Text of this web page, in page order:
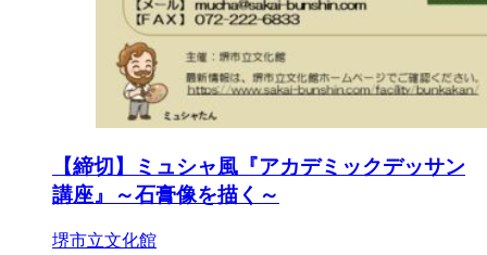
【締切】ミュシャ風『アカデミックデッサン
講座』～石膏像を描く～
堺市立文化館